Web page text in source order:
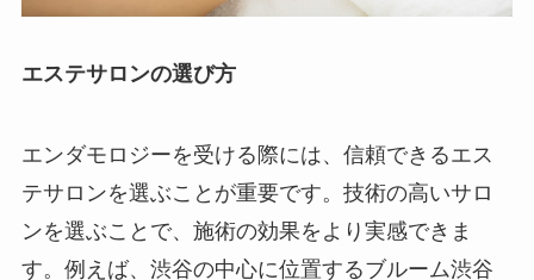
エステサロンの選び方
エンダモロジーを受ける際には、信頼できるエス
テサロンを選ぶことが重要です。技術の高いサロ
ンを選ぶことで、施術の効果をより実感できま
す。例えば、渋谷の中心に位置するブルーム渋谷